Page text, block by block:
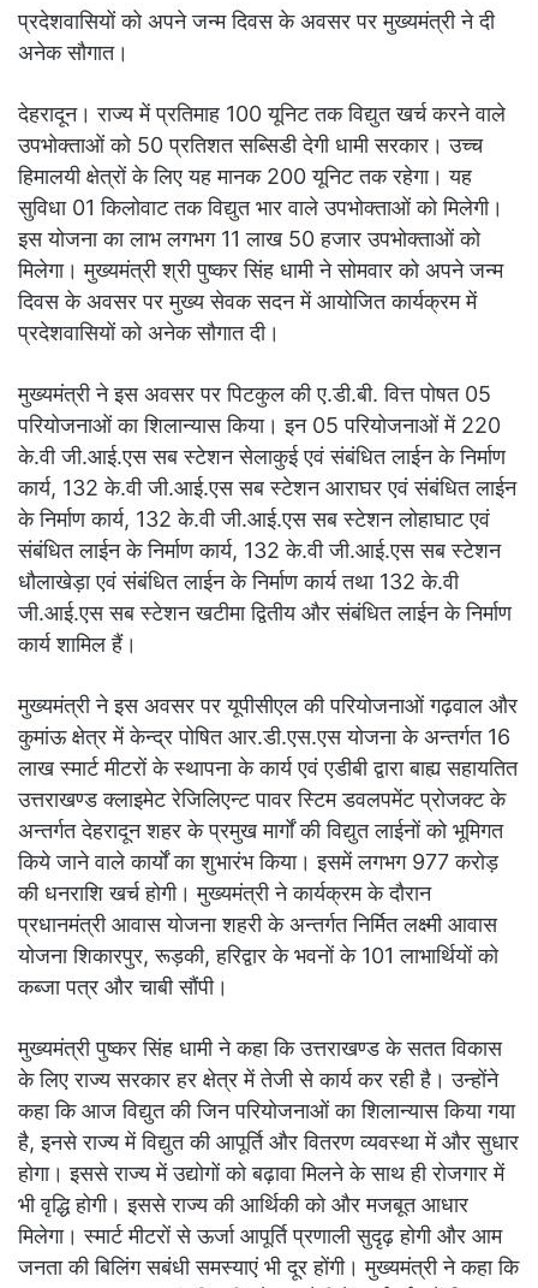
प्रदेशवासियों को अपने जन्म दिवस के अवसर पर मुख्यमंत्री ने दी
अनेक सौगात।
देहरादून। राज्य में प्रतिमाह 100 यूनिट तक विद्युत खर्च करने वाले
उपभोक्ताओं को 50 प्रतिशत सब्सिडी देगी धामी सरकार। उच्च
हिमालयी क्षेत्रों के लिए यह मानक 200 यूनिट तक रहेगा। यह
सुविधा 01 किलोवाट तक विद्युत भार वाले उपभोक्ताओं को मिलेगी।
इस योजना का लाभ लगभग 11 लाख 50 हजार उपभोक्ताओं को
मिलेगा। मुख्यमंत्री श्री पुष्कर सिंह धामी ने सोमवार को अपने जन्म
दिवस के अवसर पर मुख्य सेवक सदन में आयोजित कार्यक्रम में
प्रदेशवासियों को अनेक सौगात दी।
मुख्यमंत्री ने इस अवसर पर पिटकुल की ए.डी.बी. वित्त पोषत 05
परियोजनाओं का शिलान्यास किया। इन 05 परियोजनाओं में 220
के.वी जी.आई.एस सब स्टेशन सेलाकुई एवं संबंधित लाईन के निर्माण
कार्य, 132 के.वी जी.आई.एस सब स्टेशन आराघर एवं संबंधित लाईन
के निर्माण कार्य, 132 के.वी जी.आई.एस सब स्टेशन लोहाघाट एवं
संबंधित लाईन के निर्माण कार्य, 132 के.वी जी.आई.एस सब स्टेशन
धौलाखेड़ा एवं संबंधित लाईन के निर्माण कार्य तथा 132 के.वी
जी.आई.एस सब स्टेशन खटीमा द्वितीय और संबंधित लाईन के निर्माण
कार्य शामिल हैं।
मुख्यमंत्री ने इस अवसर पर यूपीसीएल की परियोजनाओं गढ़वाल और
कुमांऊ क्षेत्र में केन्द्र पोषित आर.डी.एस.एस योजना के अन्तर्गत 16
लाख स्मार्ट मीटरों के स्थापना के कार्य एवं एडीबी द्वारा बाह्य सहायतित
उत्तराखण्ड क्लाइमेट रेजिलिएन्ट पावर स्टिम डवलपमेंट प्रोजक्ट के
अन्तर्गत देहरादून शहर के प्रमुख मार्गों की विद्युत लाईनों को भूमिगत
किये जाने वाले कार्यों का शुभारंभ किया। इसमें लगभग 977 करोड़
की धनराशि खर्च होगी। मुख्यमंत्री ने कार्यक्रम के दौरान
प्रधानमंत्री आवास योजना शहरी के अन्तर्गत निर्मित लक्ष्मी आवास
योजना शिकारपुर, रूड़की, हरिद्वार के भवनों के 101 लाभार्थियों को
कब्जा पत्र और चाबी सौंपी।
मुख्यमंत्री पुष्कर सिंह धामी ने कहा कि उत्तराखण्ड के सतत विकास
के लिए राज्य सरकार हर क्षेत्र में तेजी से कार्य कर रही है। उन्होंने
कहा कि आज विद्युत की जिन परियोजनाओं का शिलान्यास किया गया
है, इनसे राज्य में विद्युत की आपूर्ति और वितरण व्यवस्था में और सुधार
होगा। इससे राज्य में उद्योगों को बढ़ावा मिलने के साथ ही रोजगार में
भी वृद्धि होगी। इससे राज्य की आर्थिकी को और मजबूत आधार
मिलेगा। स्मार्ट मीटरों से ऊर्जा आपूर्ति प्रणाली सुदृढ़ होगी और आम
जनता की बिलिंग सबंधी समस्याएं भी दूर होंगी। मुख्यमंत्री ने कहा कि